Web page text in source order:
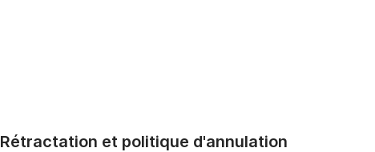
Rétractation et politique d'annulation